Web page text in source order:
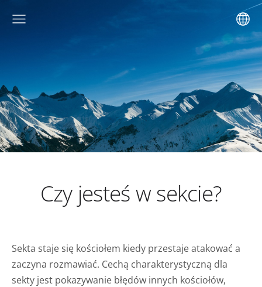
Czy jesteś w sekcie?
Sekta staje się kościołem kiedy przestaje atakować a
zaczyna rozmawiać. Cechą charakterystyczną dla
sekty jest pokazywanie błędów innych kościołów,